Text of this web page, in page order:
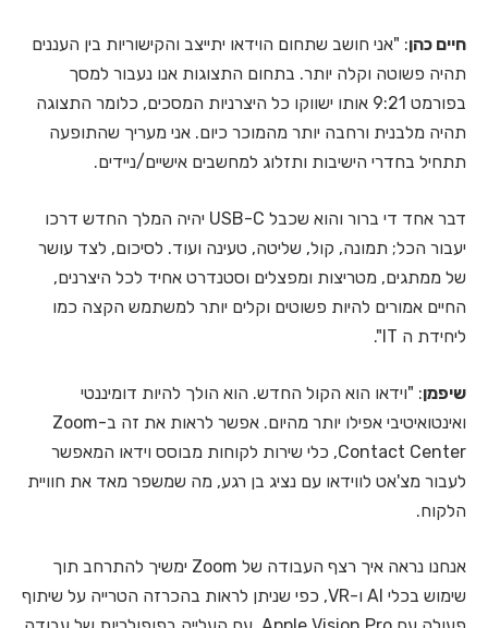
חיים כהן: "אני חושב שתחום הוידאו יתייצב והקישוריות בין העננים
תהיה פשוטה וקלה יותר. בתחום התצוגות אנו נעבור למסך
בפורמט 9:21 אותו ישווקו כל היצרניות המסכים, כלומר התצוגה
תהיה מלבנית ורחבה יותר מהמוכר כיום. אני מעריך שהתופעה
תתחיל בחדרי הישיבות ותזלוג למחשבים אישיים/ניידים.
דבר אחד די ברור והוא שכבל USB-C יהיה המלך החדש דרכו
יעבור הכל; תמונה, קול, שליטה, טעינה ועוד. לסיכום, לצד עושר
של ממתגים, מטריצות ומפצלים וסטנדרט אחיד לכל היצרנים,
החיים אמורים להיות פשוטים וקלים יותר למשתמש הקצה כמו
ליחידת ה IT".
שיפמן: "וידאו הוא הקול החדש. הוא הולך להיות דומיננטי
ואינטואיטיבי אפילו יותר מהיום. אפשר לראות את זה ב-Zoom
Contact Center, כלי שירות לקוחות מבוסס וידאו המאפשר
לעבור מצ'אט לווידאו עם נציג בן רגע, מה שמשפר מאד את חוויית
הלקוח.
אנחנו נראה איך רצף העבודה של Zoom ימשיך להתרחב תוך
שימוש בכלי AI ו-VR, כפי שניתן לראות בהכרזה הטרייה על שיתוף